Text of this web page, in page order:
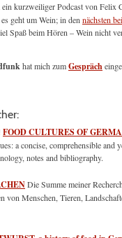
ein kurzweiliger Podcast von Felix
geht um Wein; in dennächsten
Spaß beim Hören – Wein nicht
hat mich zumGespräch
FOOD CULTURES OF
a concise, comprehensible and
notes and bibliography.
Die Summe meiner
von Menschen, Tieren,